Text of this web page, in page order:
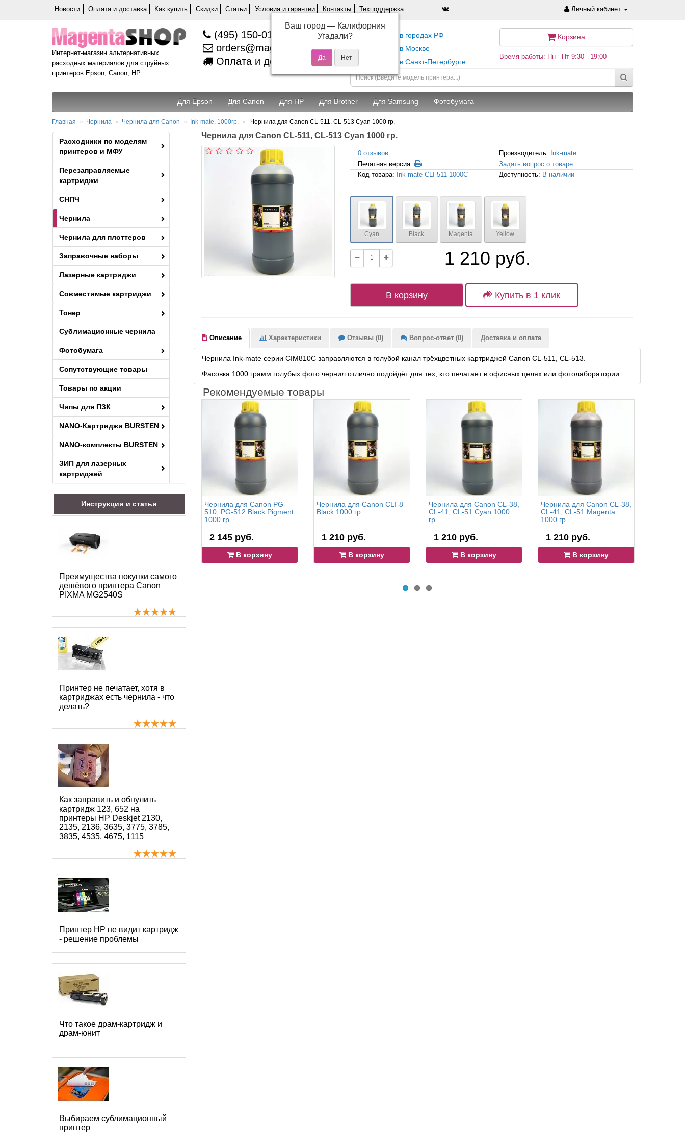
Новости Оплата и доставка Как купить Скидки Статьи Условия и гарантии Контакты Техподдержка Личный кабинет
Интернет-магазин альтернативных
расходных материалов для струйных
принтеров Epson, Canon, HP
(495) 150-01-37
orders@magentashop.ru
Оплата и доставка
Самовывоз в городах РФ
Самовывоз в Москве
Самовывоз в Санкт-Петербурге
Корзина
Время работы: Пн - Пт 9:30 - 19:00
Для Epson Для Canon Для HP Для Brother Для Samsung Фотобумага
Главная Чернила Чернила для Canon Ink-mate, 1000гр. Чернила для Canon CL-511, CL-513 Cyan 1000 гр.
Расходники по моделям
принтеров и МФУ
Перезаправляемые
картриджи
СНПЧ
Чернила
Чернила для плоттеров
Заправочные наборы
Лазерные картриджи
Совместимые картриджи
Тонер
Сублимационные чернила
Фотобумага
Сопутствующие товары
Товары по акции
Чипы для ПЗК
NANO-Картриджи BURSTEN
NANO-комплекты BURSTEN
ЗИП для лазерных
картриджей
Инструкции и статьи
Преимущества покупки самого
дешёвого принтера Canon
PIXMA MG2540S
Принтер не печатает, хотя в
картриджах есть чернила - что
делать?
Как заправить и обнулить
картридж 123, 652 на
принтеры HP Deskjet 2130,
2135, 2136, 3635, 3775, 3785,
3835, 4535, 4675, 1115
Принтер HP не видит картридж
- решение проблемы
Что такое драм-картридж и
драм-юнит
Выбираем сублимационный
принтер
Чернила для Canon CL-511, CL-513 Cyan 1000 гр.
0 отзывов Производитель: Ink-mate
Печатная версия:
Задать вопрос о товаре
Код товара: Ink-mate-CLI-511-1000C Доступность: В наличии
Cyan Black Magenta Yellow
1 210 руб.
В корзину Купить в 1 клик
Описание Характеристики Отзывы (0) Вопрос-ответ (0) Доставка и оплата
Чернила Ink-mate серии CIM810C заправляются в голубой канал трёхцветных картриджей Canon CL-511, CL-513.
Фасовка 1000 грамм голубых фото чернил отлично подойдёт для тех, кто печатает в офисных целях или фотолаборатории
Рекомендуемые товары
Чернила для Canon PG-
510, PG-512 Black Pigment
1000 гр.
2 145 руб.
В корзину
Чернила для Canon CLI-8
Black 1000 гр.
1 210 руб.
В корзину
Чернила для Canon CL-38,
CL-41, CL-51 Cyan 1000
гр.
1 210 руб.
В корзину
Чернила для Canon CL-38,
CL-41, CL-51 Magenta
1000 гр.
1 210 руб.
В корзину
Ваш город — Калифорния
Угадали?